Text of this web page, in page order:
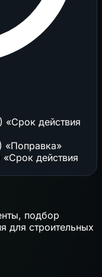
«Срок действия
«Поправка»
действия
подбор
для строительных